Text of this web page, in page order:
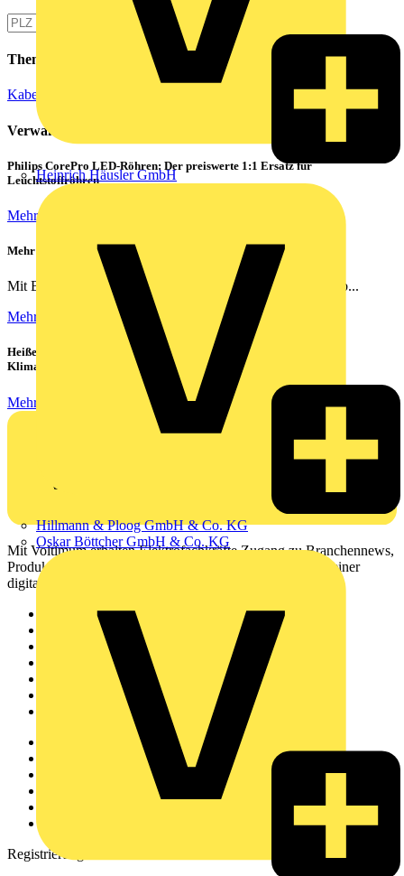
Heinrich Häusler GmbH
Hillmann & Ploog GmbH & Co. KG
Oskar Böttcher GmbH & Co. KG
Themen
Kabelverlegetechnik
Verwandte Inhalte
Philips CorePro LED-Röhren: Der preiswerte 1:1 Ersatz für
Leuchtstoffröhren
Mehr lesen
Mehr Sicherheit für zu Hause
Mit Busch-free@home® schlafen Ihre Kunden ruhiger – ob...
Mehr lesen
Heiße Sommer, kühle Köpfe: Verbraucher setzen immer mehr auf
Klimageräte und Ventilatoren
Mehr lesen
Mit Voltimum erhalten Elektrofachkräfte Zugang zu Branchennews,
Produktinformationen, Schulungen und Tools – alles auf einer
digitalen Plattform und Community.
Produktsuche
Downloadbereich (PDFs)
Registrierung